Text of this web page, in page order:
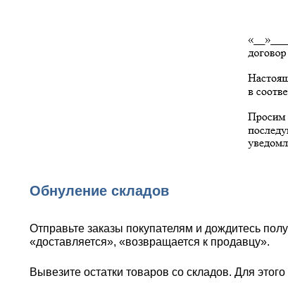
Обнуление складов
Отправьте заказы покупателям и дождитесь
«доставляется», «возвращается к продавцу».
Вывезите остатки товаров со складов. Для